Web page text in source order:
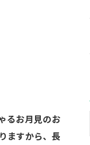
るお月見のお
ますから、長